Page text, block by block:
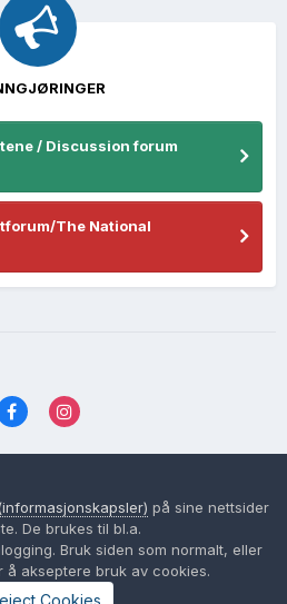
/ Discussion forum
The National
Invision Community på sine nettsider
De brukes til bl.a.
Bruk siden som normalt, eller
akseptere bruk av cookies.
Cookies